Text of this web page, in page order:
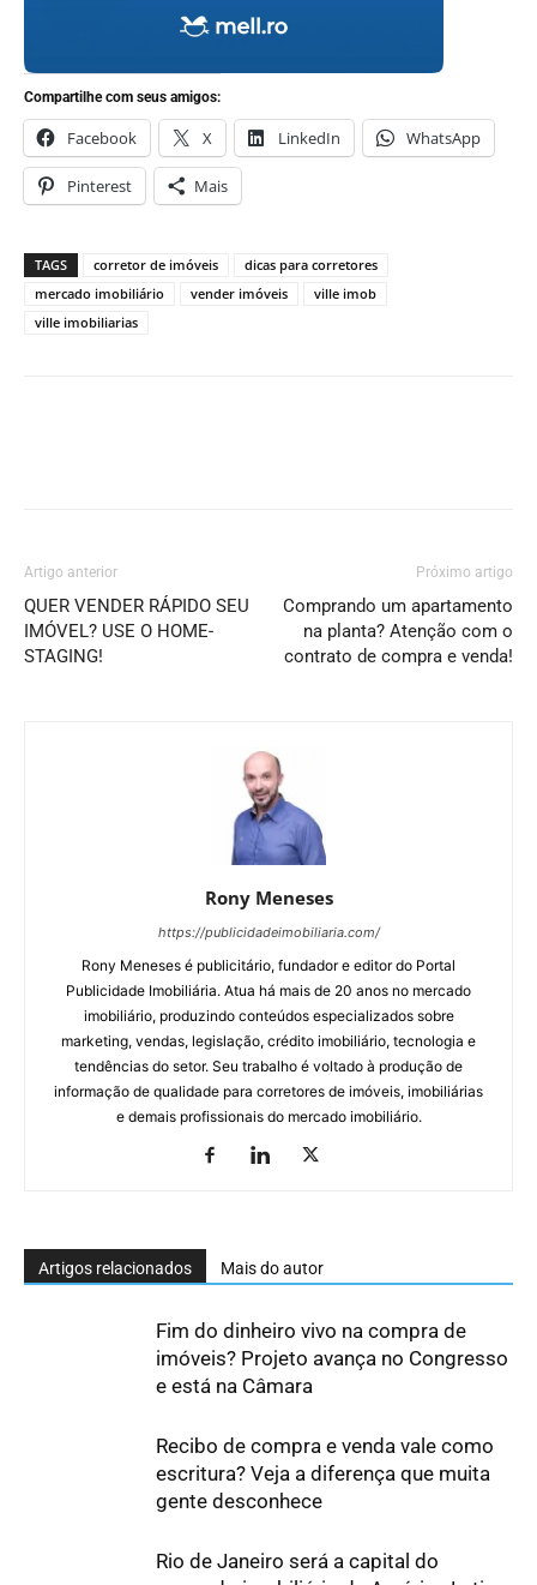
Compartilhe com seus amigos:
Facebook X LinkedIn WhatsApp
Pinterest Mais
TAGS corretor de imóveis
dicas para corretores
mercado imobiliário
vender imóveis
ville imob
ville imobiliarias
Artigo anterior
QUER VENDER RÁPIDO SEU
IMÓVEL? USE O HOME-
STAGING!
Próximo artigo
Comprando um apartamento
na planta? Atenção com o
contrato de compra e venda!
Rony Meneses
https://publicidadeimobiliaria.com/
Rony Meneses é publicitário, fundador e editor do Portal
Publicidade Imobiliária. Atua há mais de 20 anos no mercado
imobiliário, produzindo conteúdos especializados sobre
marketing, vendas, legislação, crédito imobiliário, tecnologia e
tendências do setor. Seu trabalho é voltado à produção de
informação de qualidade para corretores de imóveis, imobiliárias
e demais profissionais do mercado imobiliário.
Artigos relacionados Mais do autor
Fim do dinheiro vivo na compra de
imóveis? Projeto avança no Congresso
e está na Câmara
Recibo de compra e venda vale como
escritura? Veja a diferença que muita
gente desconhece
Rio de Janeiro será a capital do